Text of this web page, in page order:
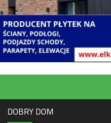
DOBRY DOM